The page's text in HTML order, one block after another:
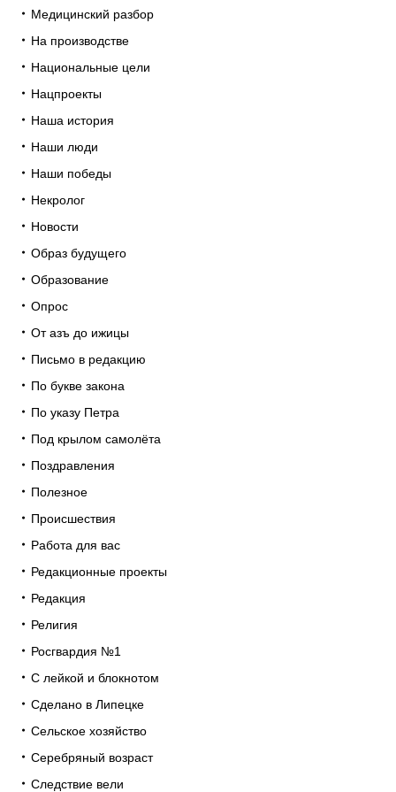
Медицинский разбор
На производстве
Национальные цели
Нацпроекты
Наша история
Наши люди
Наши победы
Некролог
Новости
Образ будущего
Образование
Опрос
От азъ до ижицы
Письмо в редакцию
По букве закона
По указу Петра
Под крылом самолёта
Поздравления
Полезное
Происшествия
Работа для вас
Редакционные проекты
Редакция
Религия
Росгвардия №1
С лейкой и блокнотом
Сделано в Липецке
Сельское хозяйство
Серебряный возраст
Следствие вели